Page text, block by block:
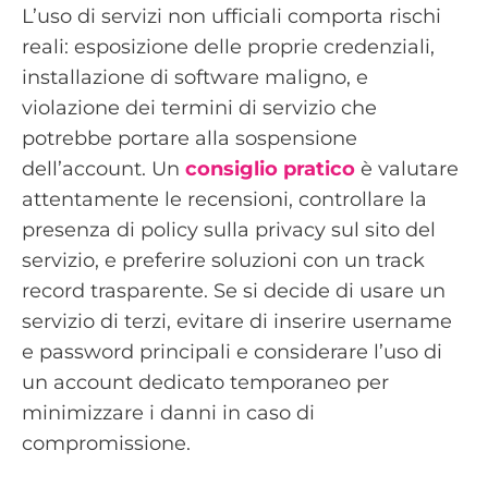
L’uso di servizi non ufficiali comporta rischi
reali: esposizione delle proprie credenziali,
installazione di software maligno, e
violazione dei termini di servizio che
potrebbe portare alla sospensione
dell’account. Un consiglio pratico è valutare
attentamente le recensioni, controllare la
presenza di policy sulla privacy sul sito del
servizio, e preferire soluzioni con un track
record trasparente. Se si decide di usare un
servizio di terzi, evitare di inserire username
e password principali e considerare l’uso di
un account dedicato temporaneo per
minimizzare i danni in caso di
compromissione.